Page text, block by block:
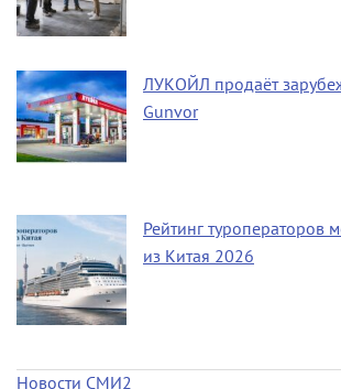
ЛУКОЙЛ продаёт
Gunvor
Рейтинг туроператоров
из Китая 2026
Новости СМИ2